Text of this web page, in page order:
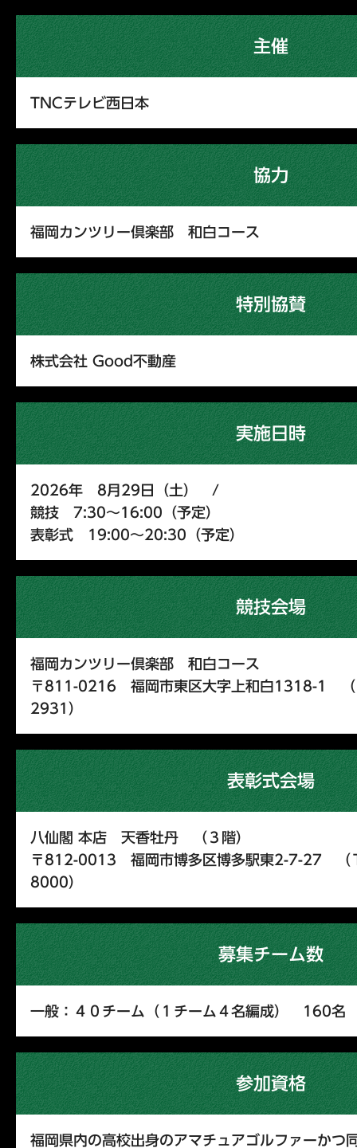
主催
TNCテレビ西日本
協力
福岡カンツリー倶楽部 和白コース
特別協賛
株式会社 Good不動産
実施日時
2026年 8月29日（土） /
競技 7:30～16:00（予定）
表彰式 19:00～20:30（予定）
競技会場
福岡カンツリー倶楽部 和白コース
〒811-0216 福岡市東区大字上和白1318-1
2931）
表彰式会場
八仙閣 本店 天香牡丹 （３階）
〒812-0013 福岡市博多区博多駅東2-7-27
8000）
募集チーム数
一般：４０チーム（１チーム４名編成） 160名
参加資格
福岡県内の高校出身のアマチュアゴルファーかつ